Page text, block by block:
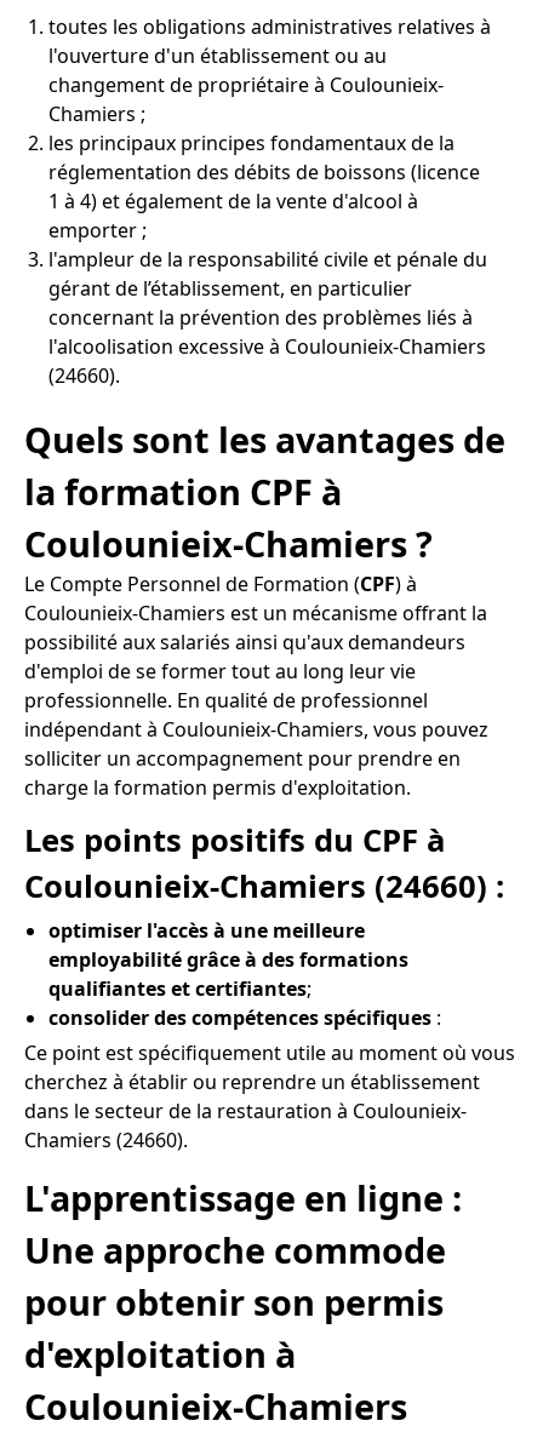
toutes les obligations administratives relatives à
l'ouverture d'un établissement ou au
changement de propriétaire à Coulounieix-
Chamiers ;
les principaux principes fondamentaux de la
réglementation des débits de boissons (licence
1 à 4) et également de la vente d'alcool à
emporter ;
l'ampleur de la responsabilité civile et pénale du
gérant de l’établissement, en particulier
concernant la prévention des problèmes liés à
l'alcoolisation excessive à Coulounieix-Chamiers
(24660).
Quels sont les avantages de
la formation CPF à
Coulounieix-Chamiers ?
Le Compte Personnel de Formation (CPF) à
Coulounieix-Chamiers est un mécanisme offrant la
possibilité aux salariés ainsi qu'aux demandeurs
d'emploi de se former tout au long leur vie
professionnelle. En qualité de professionnel
indépendant à Coulounieix-Chamiers, vous pouvez
solliciter un accompagnement pour prendre en
charge la formation permis d'exploitation.
Les points positifs du CPF à
Coulounieix-Chamiers (24660) :
optimiser l'accès à une meilleure
employabilité grâce à des formations
qualifiantes et certifiantes;
consolider des compétences spécifiques :
Ce point est spécifiquement utile au moment où vous
cherchez à établir ou reprendre un établissement
dans le secteur de la restauration à Coulounieix-
Chamiers (24660).
L'apprentissage en ligne :
Une approche commode
pour obtenir son permis
d'exploitation à
Coulounieix-Chamiers